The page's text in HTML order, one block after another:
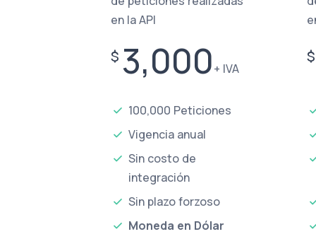
en la API
$ 3,000+ IVA
100,000 Peticiones
Vigencia anual
Sin costo de
integración
Sin plazo forzoso
Moneda en Dólar
$